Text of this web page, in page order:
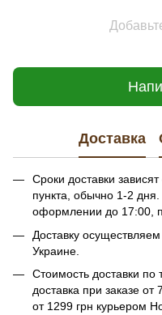
Доставка
Сроки доставки
пункта, обычно 1-2
оформлении до 17:00,
Доставку
Украине.
Стоимость доставки
доставка при заказе от
от 1299 грн курьером